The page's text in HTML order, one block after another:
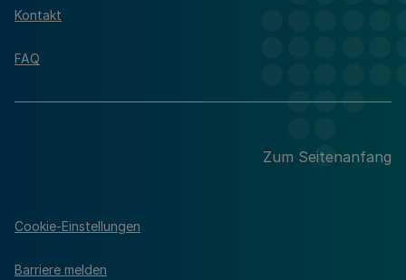
Kontakt
FAQ
Zum Seitenanfang
Cookie-Einstellungen
Barriere melden